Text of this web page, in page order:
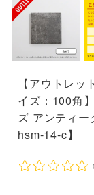
【アウトレ
イズ：100角
ズ アンティ
hsm-14-c】